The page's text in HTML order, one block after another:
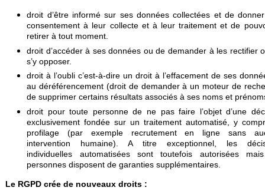
droit d’être informé sur ses données collectées et de
consentement à leur collecte et à leur traitement et de
retirer à tout moment.
droit d’accéder à ses données ou de demander à les rectifier
s’y opposer.
droit à l’oubli c’est-à-dire un droit à l’effacement de ses
au déréférencement (droit de demander à un moteur de
de supprimer certains résultats associés à ses noms et
droit pour toute personne de ne pas faire l’objet d’une
exclusivement fondée sur un traitement automatisé, y
profilage (par exemple recrutement en ligne sans
intervention humaine). A titre exceptionnel, les
individuelles automatisées sont toutefois autorisées
personnes disposent de garanties supplémentaires.
Le RGPD crée de nouveaux droits :